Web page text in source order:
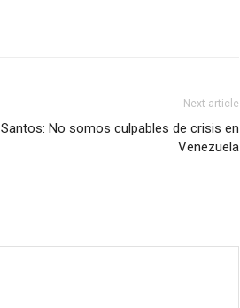
Next article
Santos: No somos culpables de crisis en
Venezuela